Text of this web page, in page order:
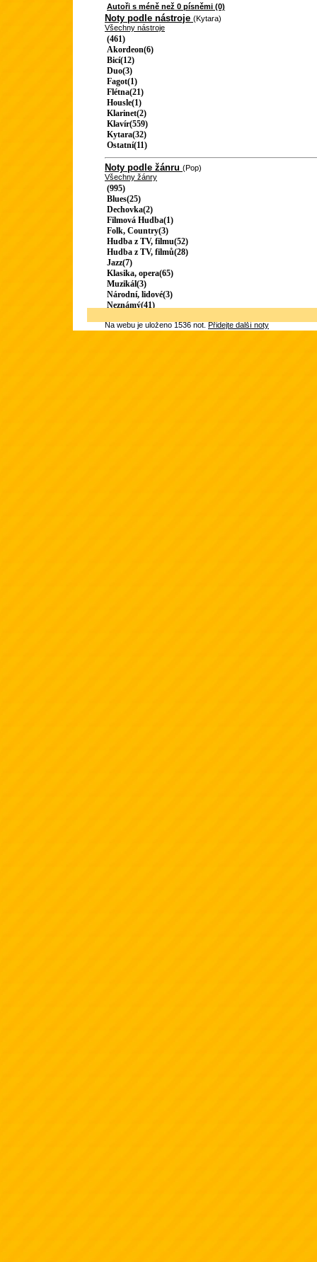
Autoři s méně než 0 písněmi (0)
Noty podle nástroje (Kytara)
Všechny nástroje
(461)
Akordeon(6)
Bicí(12)
Duo(3)
Fagot(1)
Flétna(21)
Housle(1)
Klarinet(2)
Klavír(559)
Kytara(32)
Ostatní(11)
Noty podle žánru (Pop)
Všechny žánry
(995)
Blues(25)
Dechovka(2)
Filmová Hudba(1)
Folk, Country(3)
Hudba z TV, filmu(52)
Hudba z TV, filmů(28)
Jazz(7)
Klasika, opera(65)
Muzikál(3)
Národní, lidové(3)
Neznámý(41)
Na webu je uloženo 1536 not.Přidejte další noty